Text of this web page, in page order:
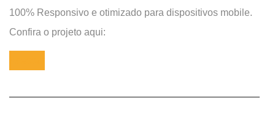
100% Responsivo e otimizado para dispositivos mobile.
Confira o projeto aqui: